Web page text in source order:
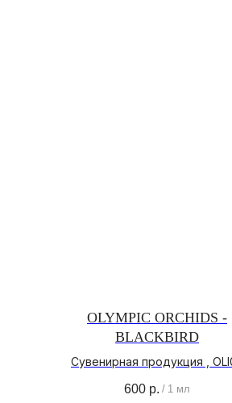
OLYMPIC ORCHIDS -
BLACKBIRD
Сувенирная продукция ,
600 р. / 1 мл